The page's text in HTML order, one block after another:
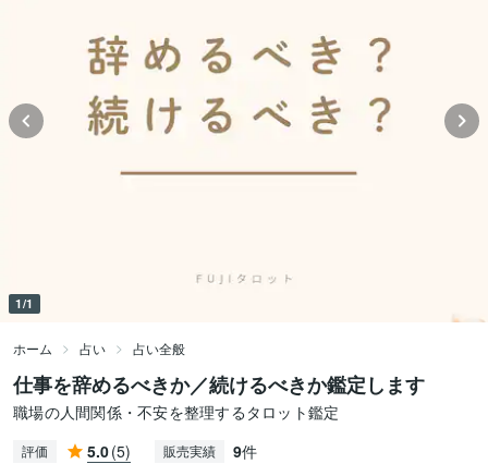
1/1
ホーム 占い 占い全般
仕事を辞めるべきか／続けるべきか鑑定します
職場の人間関係・不安を整理するタロット鑑定
評価 5.0(5) 販売実績 9件